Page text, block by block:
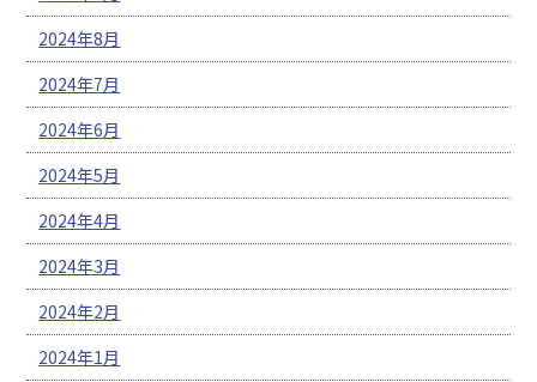
2024年8月
2024年7月
2024年6月
2024年5月
2024年4月
2024年3月
2024年2月
2024年1月